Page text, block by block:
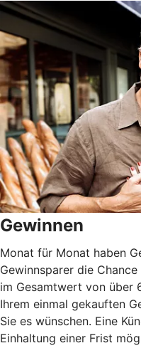
Gewinnen
Monat für Monat haben
Gewinnsparer die
im Gesamtwert von über
Ihrem einmal gekauften
Sie es wünschen. Eine
Einhaltung einer Frist